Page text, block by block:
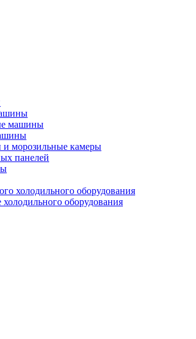
машины
морозильные камеры
панелей
холодильного оборудования
оборудования